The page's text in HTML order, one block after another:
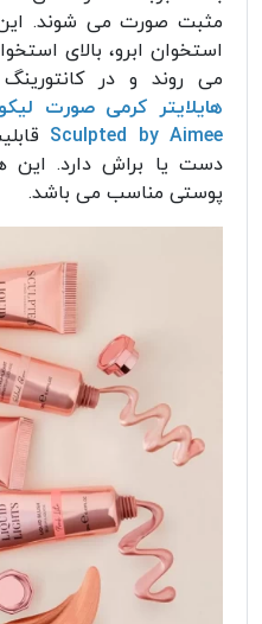
مثبت صورت می شوند. این
استخوان ابرو، بالای
می روند و در
هایلایتر کرمی صورت
Sculpted by Aimee
دست یا براش دارد. این
پوستی مناسب می باشد.